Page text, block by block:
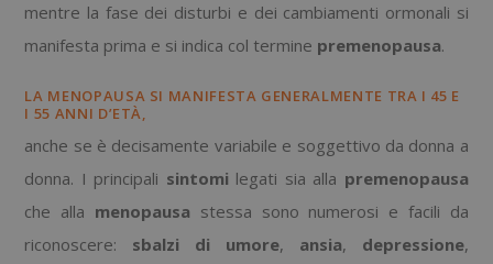
mentre la fase dei disturbi e dei cambiamenti ormonali si
manifesta prima e si indica col termine premenopausa.
LA MENOPAUSA SI MANIFESTA GENERALMENTE TRA I 45 E
I 55 ANNI D’ETÀ,
anche se è decisamente variabile e soggettivo da donna a
donna. I principali sintomi legati sia alla premenopausa
che alla menopausa stessa sono numerosi e facili da
riconoscere: sbalzi di umore, ansia, depressione,